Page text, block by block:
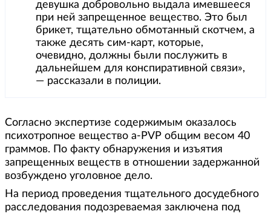
девушка добровольно выдала имевшееся
при ней запрещенное вещество. Это был
брикет, тщательно обмотанный скотчем, а
также десять сим-карт, которые,
очевидно, должны были послужить в
дальнейшем для конспиративной связи»,
— рассказали в полиции.
Согласно экспертизе содержимым оказалось
психотропное вещество a-PVP общим весом 40
граммов. По факту обнаружения и изъятия
запрещенных веществ в отношении задержанной
возбуждено уголовное дело.
На период проведения тщательного досудебного
расследования подозреваемая заключена под